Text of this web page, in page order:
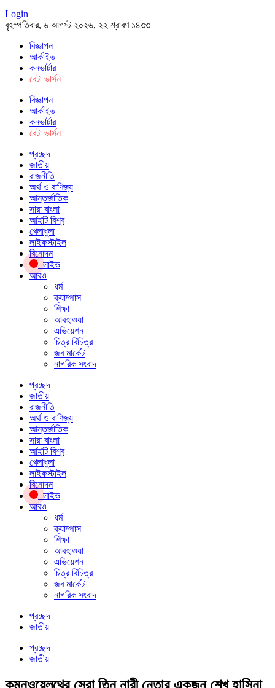
Login
বৃহস্পতিবার, ৬ আগস্ট ২০২৬, ২২ শ্রাবণ ১৪৩৩
বিজ্ঞাপন
আর্কাইভ
কনভার্টার
বেটা ভার্সন
বিজ্ঞাপন
আর্কাইভ
কনভার্টার
বেটা ভার্সন
প্রচ্ছদ
জাতীয়
রাজনীতি
অর্থ ও বাণিজ্য
আন্তর্জাতিক
সারা বাংলা
আইটি বিশ্ব
খেলাধুলা
লাইফস্টাইল
বিনোদন
লাইভ
আরও
ধর্ম
ক্যাম্পাস
শিক্ষা
আবহাওয়া
এভিয়েশন
চিত্র বিচিত্র
জব মার্কেট
নাগরিক সংবাদ
প্রচ্ছদ
জাতীয়
রাজনীতি
অর্থ ও বাণিজ্য
আন্তর্জাতিক
সারা বাংলা
আইটি বিশ্ব
খেলাধুলা
লাইফস্টাইল
বিনোদন
লাইভ
আরও
ধর্ম
ক্যাম্পাস
শিক্ষা
আবহাওয়া
এভিয়েশন
চিত্র বিচিত্র
জব মার্কেট
নাগরিক সংবাদ
প্রচ্ছদ
জাতীয়
প্রচ্ছদ
জাতীয়